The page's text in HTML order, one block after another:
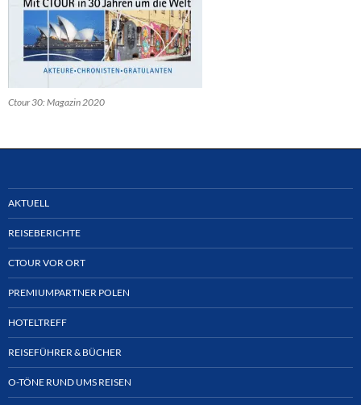
Ctour 30: Magazin 2020
AKTUELL
REISEBERICHTE
CTOUR VOR ORT
PREMIUMPARTNER POLEN
HOTELTREFF
REISEFÜHRER & BÜCHER
O-TÖNE RUND UMS REISEN